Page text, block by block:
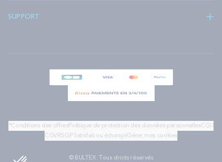
SUPPORT
*Conditions des offresPolitique de protection des données personnellesCGU
CGV RSGP Satisfait ou échangéGérer mes cookies
© BULTEX. Tous droits réservés